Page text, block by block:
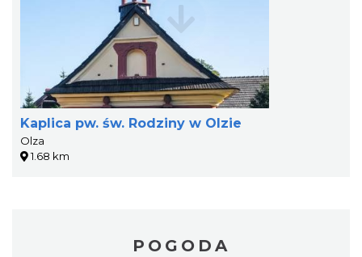
Kaplica pw. św. Rodziny w Olzie
Olza
1.68 km
POGODA